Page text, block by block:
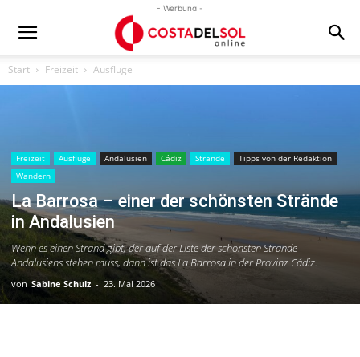
- Werbung -
Start Freizeit Ausflüge
Freizeit Ausflüge Andalusien Cádiz Strände
Tipps von der Redaktion
Wandern
La Barrosa – einer der schönsten Strände
in Andalusien
Wenn es einen Strand gibt, der auf der Liste der schönsten Strände
Andalusiens stehen muss, dann ist das La Barrosa in der Provinz Cádiz.
von Sabine Schulz - 23. Mai 2026